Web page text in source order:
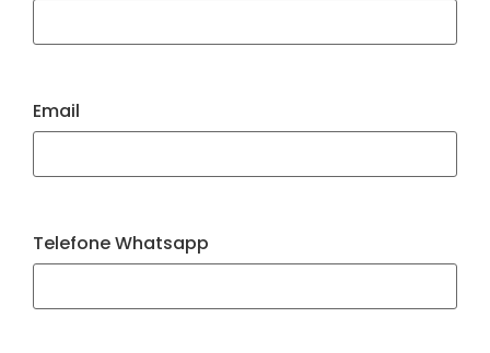
Email
Telefone Whatsapp